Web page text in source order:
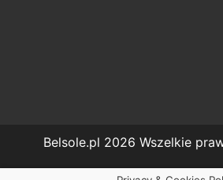
Belsole.pl 2026 Wszelkie